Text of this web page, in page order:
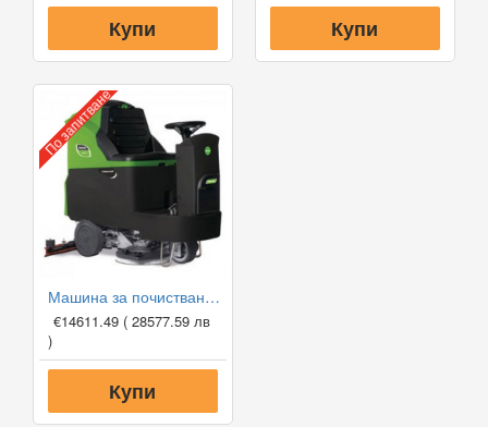
Купи Купи
По запитване
Машина за почистване на под Cleancraft ASSM 750
€14611.49 ( 28577.59 лв
)
Купи